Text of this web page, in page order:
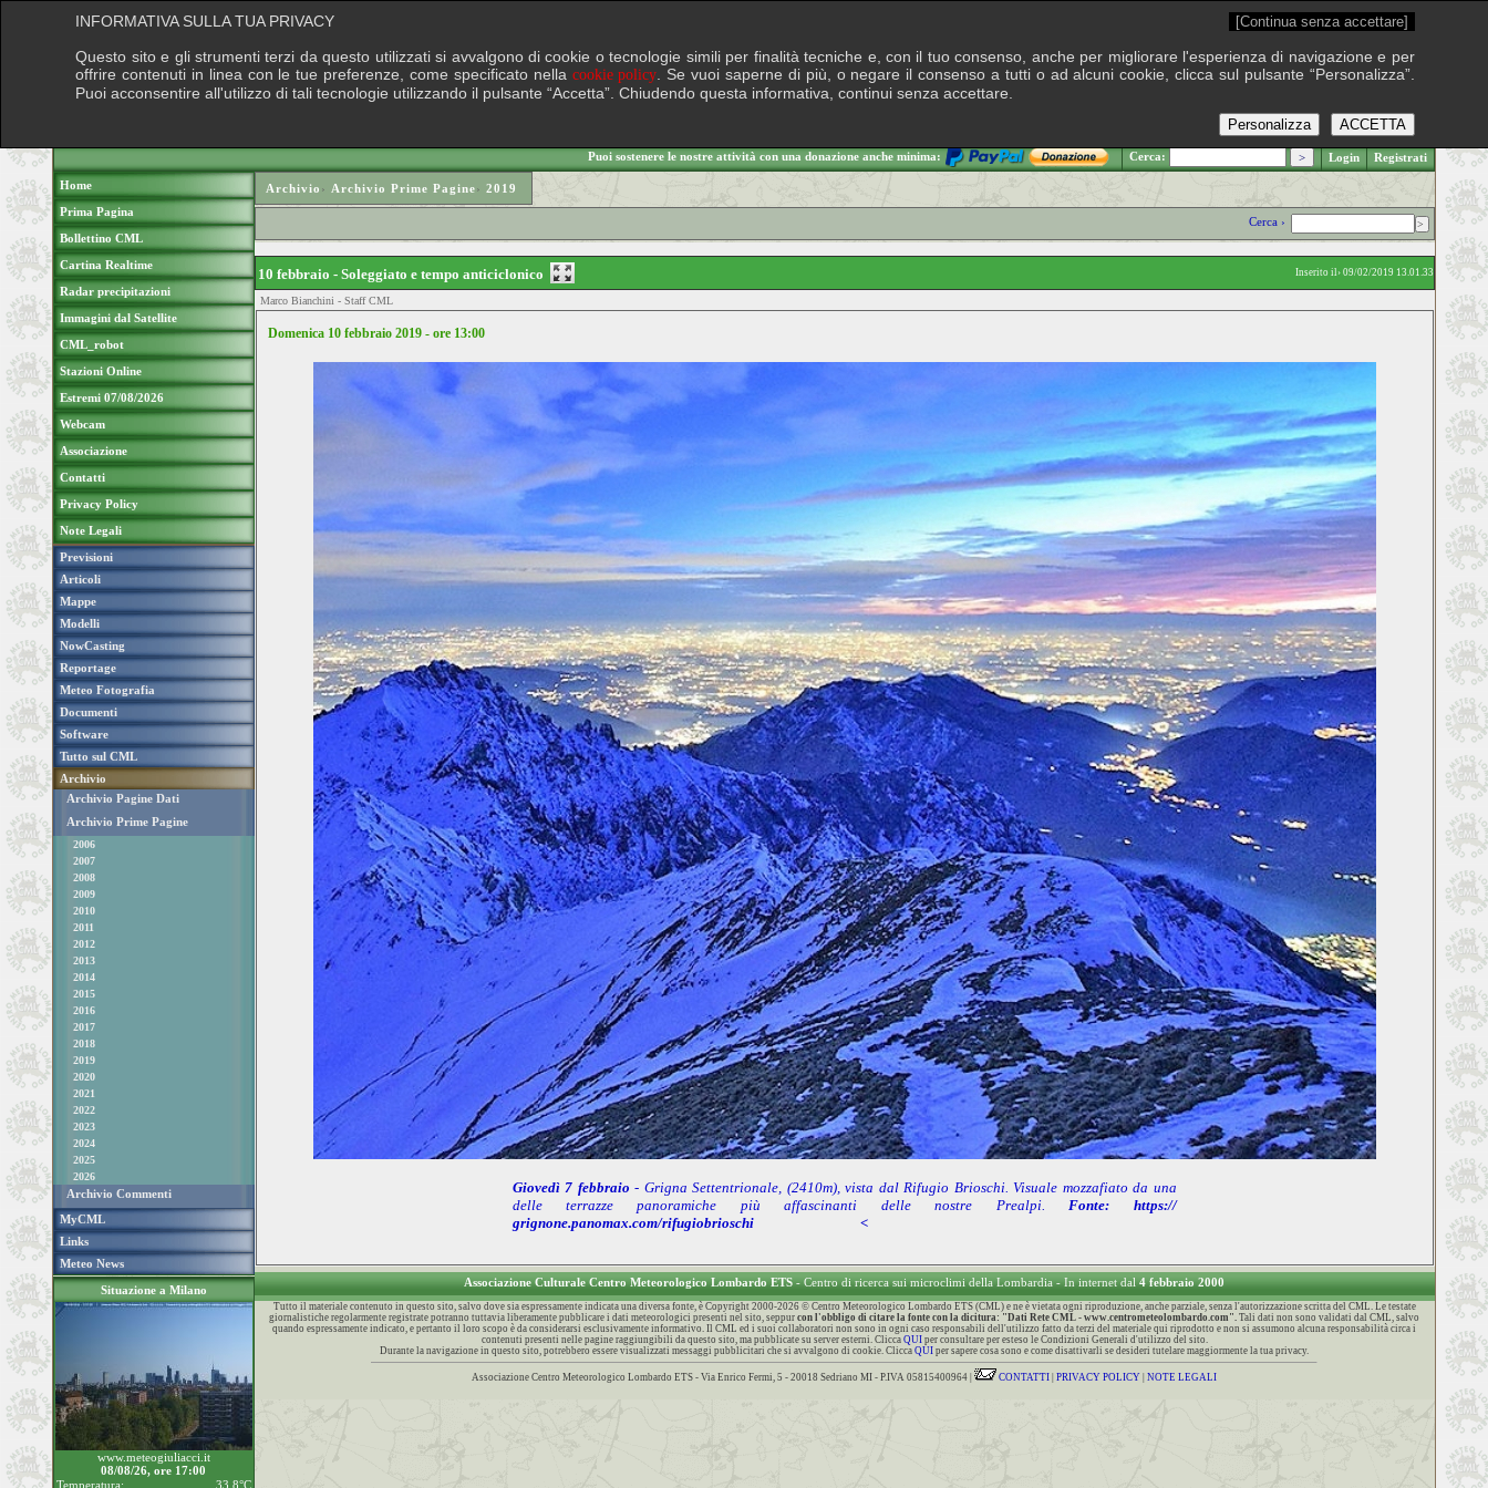
.: Sabato 8 agosto 2026
Puoi sostenere le nostre attività con una donazione anche minima: Cerca: Login Registrati
Home
Prima Pagina
Bollettino CML
Cartina Realtime
Radar precipitazioni
Immagini dal Satellite
CML_robot
Stazioni Online
Estremi 07/08/2026
Webcam
Associazione
Contatti
Privacy Policy
Note Legali
Previsioni
Articoli
Mappe
Modelli
NowCasting
Reportage
Meteo Fotografia
Documenti
Software
Tutto sul CML
Archivio
Archivio Pagine Dati
Archivio Prime Pagine
2006
2007
2008
2009
2010
2011
2012
2013
2014
2015
2016
2017
2018
2019
2020
2021
2022
2023
2024
2025
2026
Archivio Commenti
MyCML
Links
Meteo News
Situazione a Milano
www.meteogiuliacci.it
08/08/26, ore 17:00
Temperatura:
33.8°C
Archivio › Archivio Prime Pagine› 2019
Cerca ›
10 febbraio - Soleggiato e tempo anticiclonico Inserito il› 09/02/2019 13.01.33
Marco Bianchini - Staff CML
Domenica 10 febbraio 2019 - ore 13:00
Giovedì 7 febbraio - Grigna Settentrionale, (2410m), vista dal Rifugio Brioschi. Visuale mozzafiato da una
delle terrazze panoramiche più affascinanti delle nostre Prealpi.Fonte: https://
grignone.panomax.com/rifugiobrioschi <
Associazione Culturale Centro Meteorologico Lombardo ETS- Centro di ricerca sui microclimi della Lombardia - In internet dal4 febbraio 2000
Tutto il materiale contenuto in questo sito, salvo dove sia espressamente indicata una diversa fonte, è Copyright 2000-2026 © Centro Meteorologico Lombardo ETS (CML) e ne è vietata ogni riproduzione, anche parziale, senza l'autorizzazione scritta del CML. Le testate
giornalistiche regolarmente registrate potranno tuttavia liberamente pubblicare i dati meteorologici presenti nel sito, seppur con l'obbligo di citare la fonte con la dicitura: "Dati Rete CML - www.centrometeolombardo.com". Tali dati non sono validati dal CML, salvo
quando espressamente indicato, e pertanto il loro scopo è da considerarsi esclusivamente informativo. Il CML ed i suoi collaboratori non sono in ogni caso responsabili dell'utilizzo fatto da terzi del materiale qui riprodotto e non si assumono alcuna responsabilità circa i
contenuti presenti nelle pagine raggiungibili da questo sito, ma pubblicate su server esterni. Clicca QUIper consultare per esteso le Condizioni Generali d'utilizzo del sito.
Durante la navigazione in questo sito, potrebbero essere visualizzati messaggi pubblicitari che si avvalgono di cookie. Clicca QUI per sapere cosa sono e come disattivarli se desideri tutelare maggiormente la tua privacy.
Associazione Centro Meteorologico Lombardo ETS - Via Enrico Fermi, 5 - 20018 Sedriano MI - P.IVA 05815400964 | CONTATTI PRIVACY POLICY NOTE LEGALI
INFORMATIVA SULLA TUA PRIVACY [Continua senza accettare]
Questo sito e gli strumenti terzi da questo utilizzati si avvalgono di cookie o tecnologie simili per finalità tecniche e, con il tuo consenso, anche per migliorare l'esperienza di navigazione e per
offrire contenuti in linea con le tue preferenze, come specificato nella cookie policy . Se vuoi saperne di più, o negare il consenso a tutti o ad alcuni cookie, clicca sul pulsante “Personalizza”.
Puoi acconsentire all'utilizzo di tali tecnologie utilizzando il pulsante “Accetta”. Chiudendo questa informativa, continui senza accettare.
ACCETTA
Personalizza